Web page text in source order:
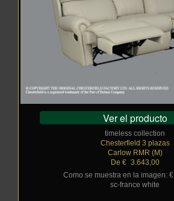
Ver el producto
timeless collection
Chesterfield 3 plazas
Carlow RMR (M)
De €_ 3.643,00
Como se muestra en la imagen: €
sc-france white